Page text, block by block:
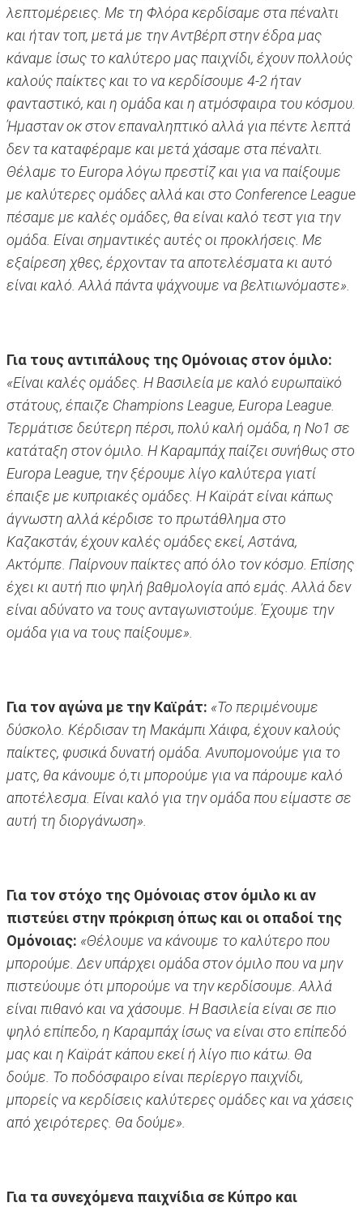
λεπτομέρειες. Με τη Φλόρα κερδίσαμε στα πέναλτι
και ήταν τοπ, μετά με την Αντβέρπ στην έδρα μας
κάναμε ίσως το καλύτερο μας παιχνίδι, έχουν πολλούς
καλούς παίκτες και το να κερδίσουμε 4-2 ήταν
φανταστικό, και η ομάδα και η ατμόσφαιρα του κόσμου.
Ήμασταν οκ στον επαναληπτικό αλλά για πέντε λεπτά
δεν τα καταφέραμε και μετά χάσαμε στα πέναλτι.
Θέλαμε το Europa λόγω πρεστίζ και για να παίξουμε
με καλύτερες ομάδες αλλά και στο Conference League
πέσαμε με καλές ομάδες, θα είναι καλό τεστ για την
ομάδα. Είναι σημαντικές αυτές οι προκλήσεις. Με
εξαίρεση χθες, έρχονταν τα αποτελέσματα κι αυτό
είναι καλό. Αλλά πάντα ψάχνουμε να βελτιωνόμαστε».
Για τους αντιπάλους της Ομόνοιας στον όμιλο:
«Είναι καλές ομάδες. Η Βασιλεία με καλό ευρωπαϊκό
στάτους, έπαιζε Champions League, Europa League.
Τερμάτισε δεύτερη πέρσι, πολύ καλή ομάδα, η Νο1 σε
κατάταξη στον όμιλο. Η Καραμπάχ παίζει συνήθως στο
Europa League, την ξέρουμε λίγο καλύτερα γιατί
έπαιξε με κυπριακές ομάδες. Η Καϊράτ είναι κάπως
άγνωστη αλλά κέρδισε το πρωτάθλημα στο
Καζακστάν, έχουν καλές ομάδες εκεί, Αστάνα,
Ακτόμπε. Παίρνουν παίκτες από όλο τον κόσμο. Επίσης
έχει κι αυτή πιο ψηλή βαθμολογία από εμάς. Αλλά δεν
είναι αδύνατο να τους ανταγωνιστούμε. Έχουμε την
ομάδα για να τους παίξουμε».
Για τον αγώνα με την Καϊράτ: «Το περιμένουμε
δύσκολο. Κέρδισαν τη Μακάμπι Χάιφα, έχουν καλούς
παίκτες, φυσικά δυνατή ομάδα. Ανυπομονούμε για το
ματς, θα κάνουμε ό,τι μπορούμε για να πάρουμε καλό
αποτέλεσμα. Είναι καλό για την ομάδα που είμαστε σε
αυτή τη διοργάνωση».
Για τον στόχο της Ομόνοιας στον όμιλο κι αν
πιστεύει στην πρόκριση όπως και οι οπαδοί της
Ομόνοιας: «Θέλουμε να κάνουμε το καλύτερο που
μπορούμε. Δεν υπάρχει ομάδα στον όμιλο που να μην
πιστεύουμε ότι μπορούμε να την κερδίσουμε. Αλλά
είναι πιθανό και να χάσουμε. Η Βασιλεία είναι σε πιο
ψηλό επίπεδο, η Καραμπάχ ίσως να είναι στο επίπεδό
μας και η Καϊράτ κάπου εκεί ή λίγο πιο κάτω. Θα
δούμε. Το ποδόσφαιρο είναι περίεργο παιχνίδι,
μπορείς να κερδίσεις καλύτερες ομάδες και να χάσεις
από χειρότερες. Θα δούμε».
Για τα συνεχόμενα παιχνίδια σε Κύπρο και